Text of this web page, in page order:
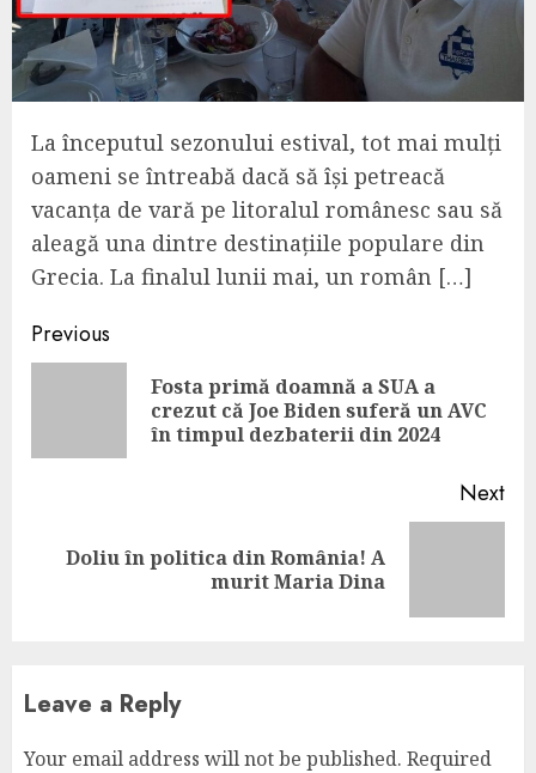
La începutul sezonului estival, tot mai mulți
oameni se întreabă dacă să își petreacă
vacanța de vară pe litoralul românesc sau să
aleagă una dintre destinațiile populare din
Grecia. La finalul lunii mai, un român […]
Continue
Reading
Previous
Fosta primă doamnă a SUA a
crezut că Joe Biden suferă un AVC
în timpul dezbaterii din 2024
Next
NextDoliu în politica din România! A
murit Maria Dina
Leave a Reply
Your email address will not be published. Required